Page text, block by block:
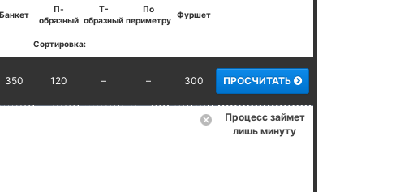
Банкет
П-
образный
Т-
образный
По
периметру
Фуршет
Сортировка:
350 120 – – 300 ПРОСЧИТАТЬ
Процесс займет
лишь минуту